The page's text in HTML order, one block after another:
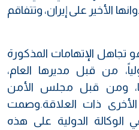
الأخير على إيران، وتتفاقم
تجاهل الإتهامات المذكورة
من قبل مديرها العام،
ومن قبل مجلس الأمن
الأخرى ذات العلاقة.وصمت
الوكالة الدولية على هذه